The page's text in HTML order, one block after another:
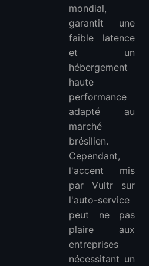
mondial,
garantit une
faible latence
et un
hébergement
haute
performance
adapté au
marché
brésilien.
Cependant,
l'accent mis
par Vultr sur
l'auto-service
peut ne pas
plaire aux
entreprises
nécessitant un